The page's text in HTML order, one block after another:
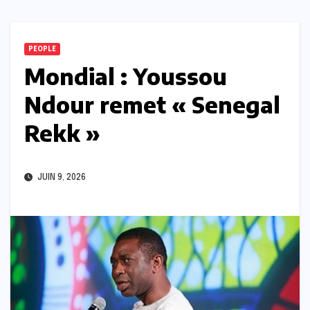
PEOPLE
Mondial : Youssou
Ndour remet « Senegal
Rekk »
JUIN 9, 2026